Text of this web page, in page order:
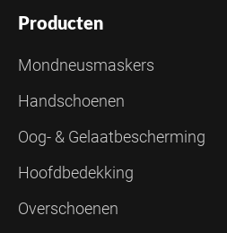
Producten
Mondneusmaskers
Handschoenen
Oog- & Gelaatbescherming
Hoofdbedekking
Overschoenen